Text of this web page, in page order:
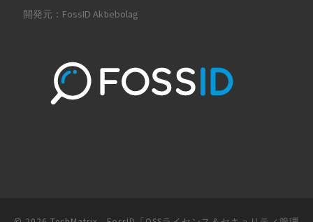
開発元：FossID Aktiebolag